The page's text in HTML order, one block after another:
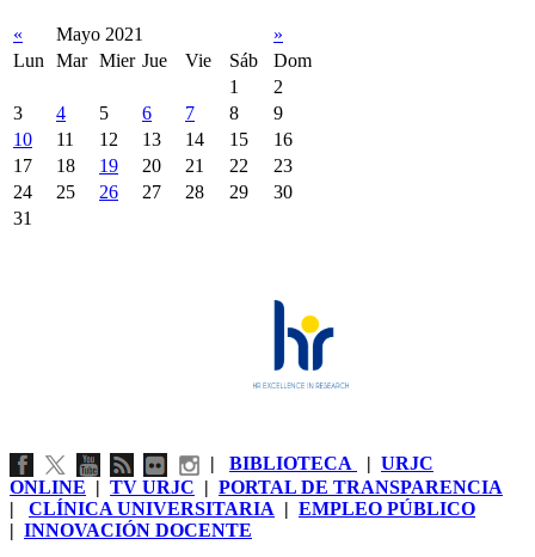
« Mayo 2021
»
Lun
Mar Mier Jue Vie Sáb
Dom
1
2
3
4 5 6 7 8
9
10
11 12 13 14 15
16
17
18 19 20 21 22
23
24
25 26 27 28 29
30
31
| BIBLIOTECA | URJC
ONLINE | TV URJC | PORTAL DE TRANSPARENCIA
| CLÍNICA UNIVERSITARIA | EMPLEO PÚBLICO
| INNOVACIÓN DOCENTE